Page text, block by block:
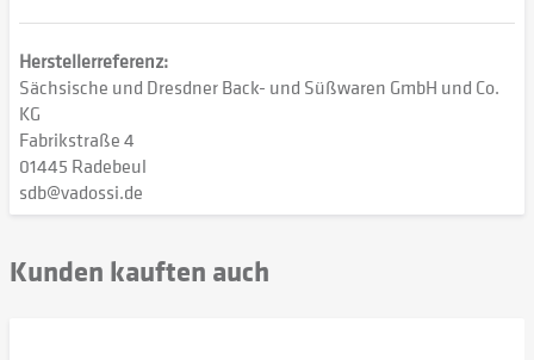
Herstellerreferenz:
Sächsische und Dresdner Back- und Süßwaren GmbH und Co.
KG
Fabrikstraße 4
01445 Radebeul
sdb@vadossi.de
Kunden kauften auch